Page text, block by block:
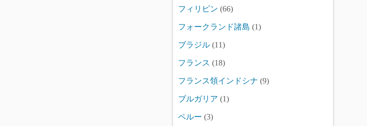
フィリピン (66)
フォークランド諸島 (1)
ブラジル (11)
フランス (18)
フランス領インドシナ (9)
ブルガリア (1)
ペルー (3)